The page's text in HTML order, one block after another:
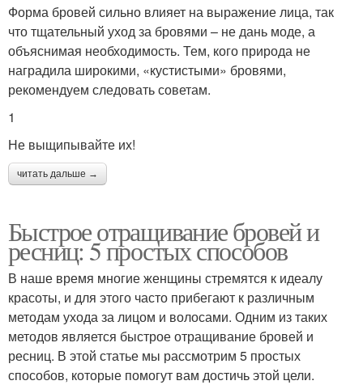
Форма бровей сильно влияет на выражение лица, так
что тщательный уход за бровями – не дань моде, а
объяснимая необходимость. Тем, кого природа не
наградила широкими, «кустистыми» бровями,
рекомендуем следовать советам.
1
Не выщипывайте их!
читать дальше →
Быстрое отращивание бровей и
ресниц: 5 простых способов
В наше время многие женщины стремятся к идеалу
красоты, и для этого часто прибегают к различным
методам ухода за лицом и волосами. Одним из таких
методов является быстрое отращивание бровей и
ресниц. В этой статье мы рассмотрим 5 простых
способов, которые помогут вам достичь этой цели.